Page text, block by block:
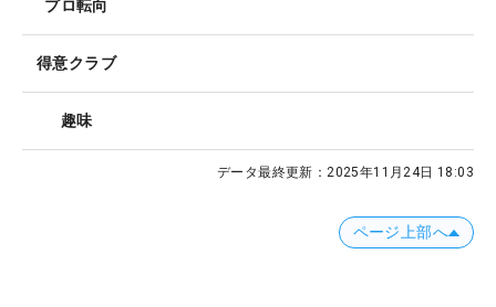
プロ転向
得意クラブ
趣味
データ最終更新：2025年11月24日 18:03
ページ上部へ